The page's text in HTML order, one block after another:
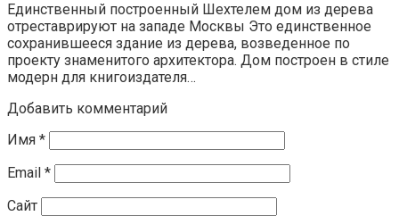
Единственный построенный Шехтелем дом из дерева
отреставрируют на западе Москвы Это единственное
сохранившееся здание из дерева, возведенное по
проекту знаменитого архитектора. Дом построен в стиле
модерн для книгоиздателя…
Добавить комментарий
Имя *
Email *
Сайт